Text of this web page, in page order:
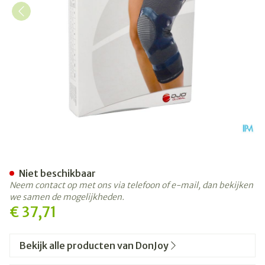
€ 37,71
Niet beschikbaar
Neem contact op met ons via telefoon of e-mail, dan bekijken
we samen de mogelijkheden.
Bekijk alle producten van DonJoy